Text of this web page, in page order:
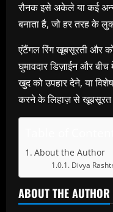
रौनक इसे अकेले या कई
बनाता है, जो हर तरह के
एंटैंगल रिंग खूबसूरती और
घुमावदार डिज़ाईन और
खुद को उपहार देने, या
करने के लिहाज़ से खूबसूरत
About the Author
Divya
ABOUT THE AUTHOR